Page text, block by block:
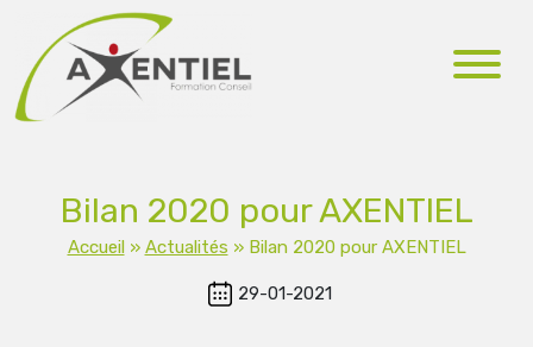
Bilan 2020 pour AXENTIEL
Accueil» Actualités » Bilan 2020 pour AXENTIEL
29-01-2021